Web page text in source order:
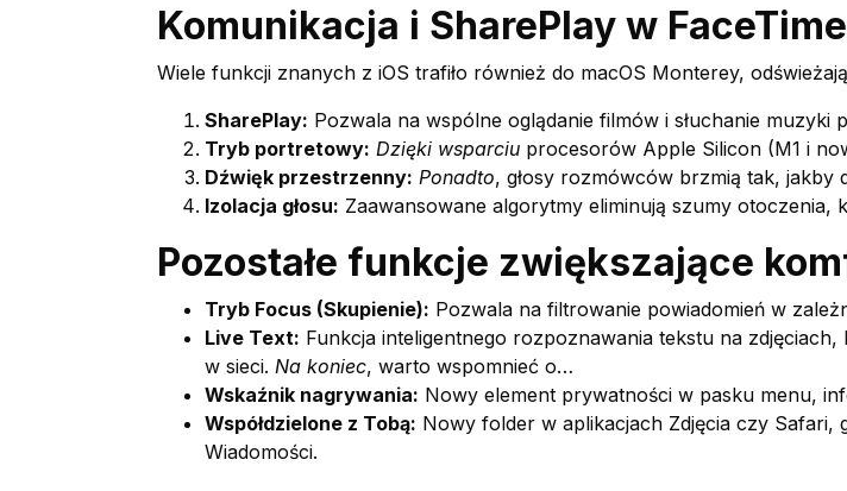
Komunikacja i SharePlay w FaceTime
Wiele funkcji znanych z iOS trafiło również do macOS Monterey,
SharePlay: Pozwala na wspólne oglądanie filmów i słuchanie muzyki
Tryb portretowy: Dzięki wsparciu procesorów Apple Silicon (M1 i
Dźwięk przestrzenny: Ponadto, głosy rozmówców brzmią tak, jakby
Izolacja głosu: Zaawansowane algorytmy eliminują szumy otoczenia,
Pozostałe funkcje zwiększające
Tryb Focus (Skupienie): Pozwala na filtrowanie powiadomień w
Live Text: Funkcja inteligentnego rozpoznawania tekstu na
w sieci. Na koniec, warto wspomnieć o…
Wskaźnik nagrywania: Nowy element prywatności w pasku menu,
Współdzielone z Tobą: Nowy folder w aplikacjach Zdjęcia czy Safari,
Wiadomości.